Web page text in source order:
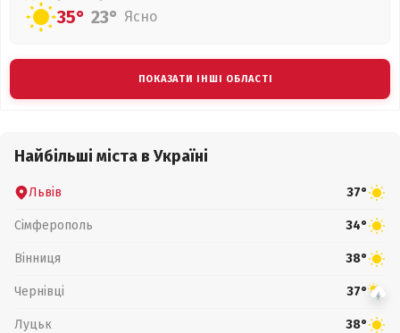
35° 23° Ясно
ПОКАЗАТИ ІНШІ ОБЛАСТІ
Найбільші міста в Україні
Львів 37°
Сімферополь 34°
Вінниця 38°
Чернівці 37°
Луцьк 38°